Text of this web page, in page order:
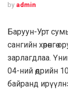
by admin
Баруун-Урт
сангийн
зарлагдлаа.
04-ний өдрийн
байранд